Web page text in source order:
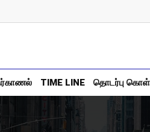
TIME LINE தொடர்பு